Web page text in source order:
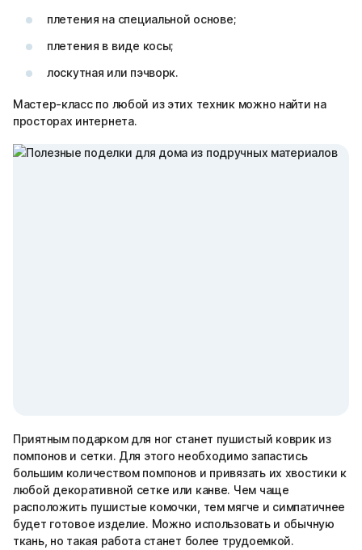
плетения на специальной основе;
плетения в виде косы;
лоскутная или пэчворк.
Мастер-класс по любой из этих техник можно найти на
просторах интернета.
Приятным подарком для ног станет пушистый коврик из
помпонов и сетки. Для этого необходимо запастись
большим количеством помпонов и привязать их хвостики к
любой декоративной сетке или канве. Чем чаще
расположить пушистые комочки, тем мягче и симпатичнее
будет готовое изделие. Можно использовать и обычную
ткань, но такая работа станет более трудоемкой.